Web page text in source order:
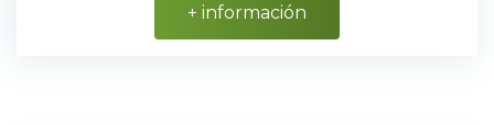
+ información